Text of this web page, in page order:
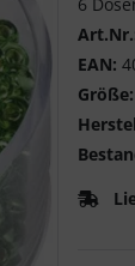
EAN:
Größe: